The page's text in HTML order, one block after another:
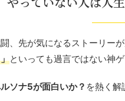
、先が気になるストーリー
といっても過言ではない神ゲ
ソナ5が面白いか？ を熱く解